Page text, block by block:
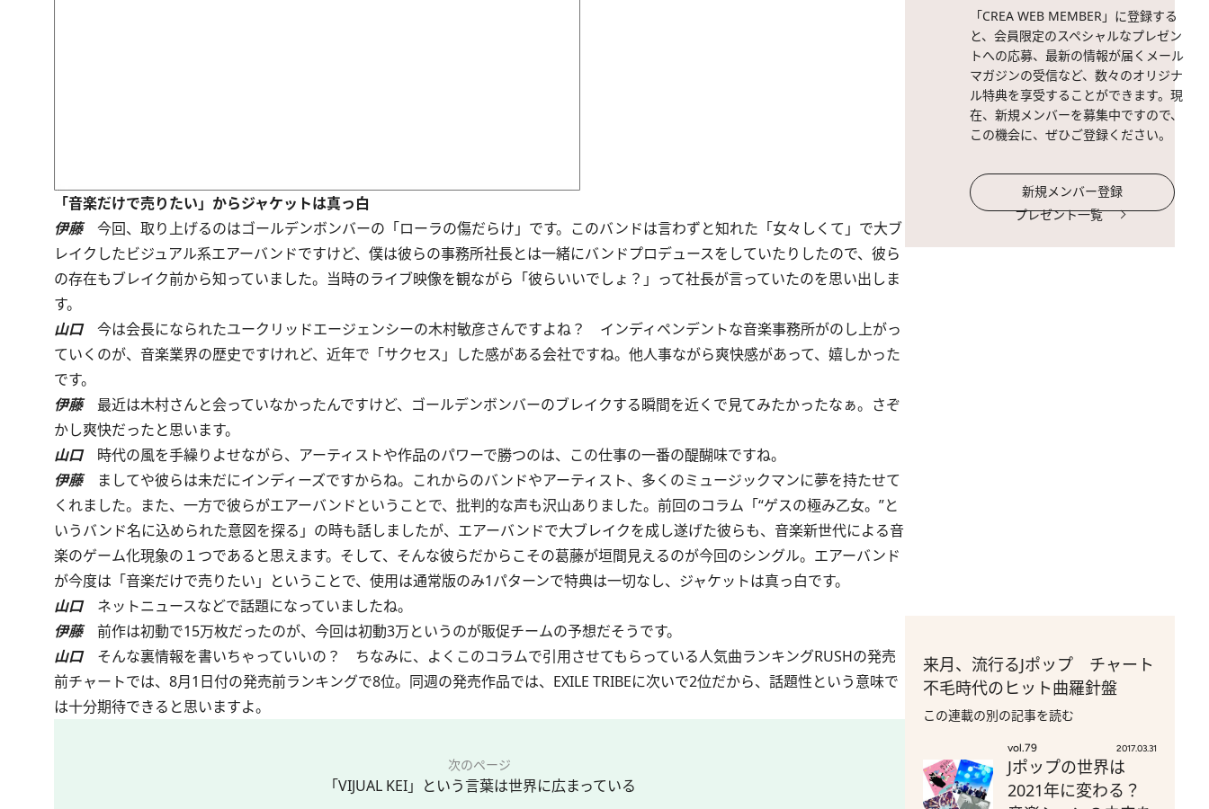
「音楽だけで売りたい」からジャケットは真っ白
伊藤今回、取り上げるのはゴールデンボンバーの「ローラの傷だらけ」です。このバンドは言わずと知れた「女々しくて」で大ブ
レイクしたビジュアル系エアーバンドですけど、僕は彼らの事務所社長とは一緒にバンドプロデュースをしていたりしたので、彼ら
の存在もブレイク前から知っていました。当時のライブ映像を観ながら「彼らいいでしょ？」って社長が言っていたのを思い出しま
す。
山口今は会長になられたユークリッドエージェンシーの木村敏彦さんですよね？ インディペンデントな音楽事務所がのし上がっ
ていくのが、音楽業界の歴史ですけれど、近年で「サクセス」した感がある会社ですね。他人事ながら爽快感があって、嬉しかった
です。
伊藤最近は木村さんと会っていなかったんですけど、ゴールデンボンバーのブレイクする瞬間を近くで見てみたかったなぁ。さぞ
かし爽快だったと思います。
山口時代の風を手繰りよせながら、アーティストや作品のパワーで勝つのは、この仕事の一番の醍醐味ですね。
伊藤ましてや彼らは未だにインディーズですからね。これからのバンドやアーティスト、多くのミュージックマンに夢を持たせて
くれました。また、一方で彼らがエアーバンドということで、批判的な声も沢山ありました。前回のコラム「“ゲスの極み乙女。”と
いうバンド名に込められた意図を探る」の時も話しましたが、エアーバンドで大ブレイクを成し遂げた彼らも、音楽新世代による音
楽のゲーム化現象の１つであると思えます。そして、そんな彼らだからこその葛藤が垣間見えるのが今回のシングル。エアーバンド
が今度は「音楽だけで売りたい」ということで、使用は通常版のみ1パターンで特典は一切なし、ジャケットは真っ白です。
山口ネットニュースなどで話題になっていましたね。
伊藤前作は初動で15万枚だったのが、今回は初動3万というのが販促チームの予想だそうです。
山口そんな裏情報を書いちゃっていいの？ ちなみに、よくこのコラムで引用させてもらっている人気曲ランキングRUSHの発売
前チャートでは、8月1日付の発売前ランキングで8位。同週の発売作品では、EXILE TRIBEに次いで2位だから、話題性という意味で
は十分期待できると思いますよ。
次のページ
「VIJUAL KEI」という言葉は世界に広まっている
「CREA WEB MEMBER」に登録する
と、会員限定のスペシャルなプレゼン
トへの応募、最新の情報が届くメール
マガジンの受信など、数々のオリジナ
ル特典を享受することができます。現
在、新規メンバーを募集中ですので、
この機会に、ぜひご登録ください。
新規メンバー登録
プレゼント一覧
来月、流行るJポップ チャート
不毛時代のヒット曲羅針盤
この連載の別の記事を読む
vol.79 2017.03.31
Jポップの世界は
2021年に変わる？